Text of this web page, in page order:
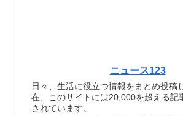
ニュース123
日々、生活に役立つ情報をまとめ投稿
在、このサイトには20,000を超える記
されています。